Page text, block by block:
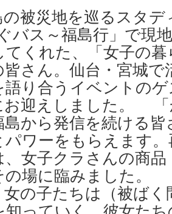
の被災地を巡るスタ
バス～福島行」で現
てくれた、「女子の
さん。仙台・宮城
語り合うイベントの
お迎えしました。
島から発信を続ける
ワーをもらえます
女子クラさんの商
の場に臨みました。
女の子たちは（被ば